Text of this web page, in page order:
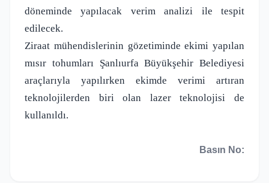
döneminde yapılacak verim analizi ile tespit
edilecek.
Ziraat mühendislerinin gözetiminde ekimi yapılan
mısır tohumları Şanlıurfa Büyükşehir Belediyesi
araçlarıyla yapılırken ekimde verimi artıran
teknolojilerden biri olan lazer teknolojisi de
kullanıldı.
Basın No: